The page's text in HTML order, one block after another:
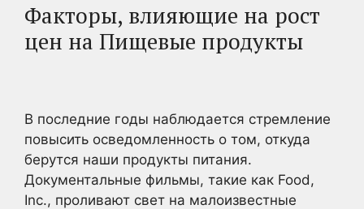
Факторы, влияющие на рост
цен на Пищевые продукты
В последние годы наблюдается стремление
повысить осведомленность о том, откуда
берутся наши продукты питания.
Документальные фильмы, такие как Food,
Inc., проливают свет на малоизвестные